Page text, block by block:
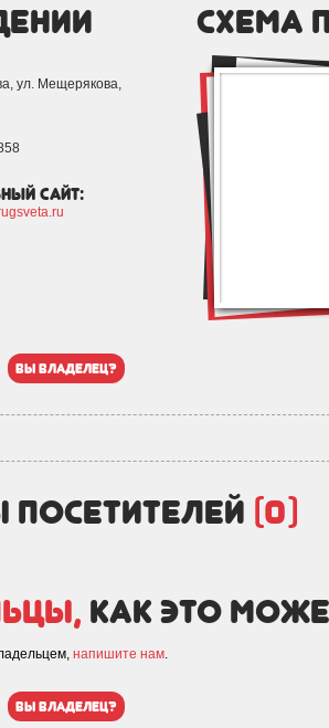
ул. Мещерякова,
сайт:
схема
вы владелец?
(0)
как это
напишите нам.
вы владелец?